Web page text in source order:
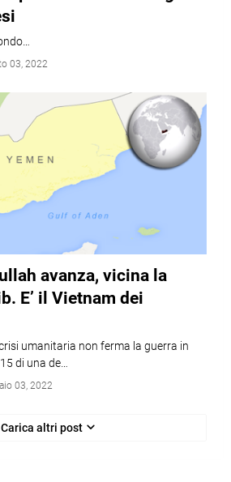
03, 2022
avanza, vicina la
E’ il Vietnam dei
umanitaria non ferma la guerra in
di una de…
03, 2022
Carica altri post